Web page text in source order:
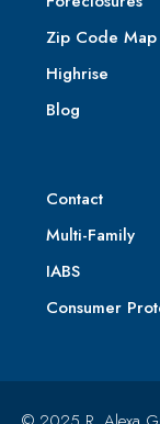
Zip Code Map
Highrise
Blog
Contact
Multi-Family
IABS
Consumer